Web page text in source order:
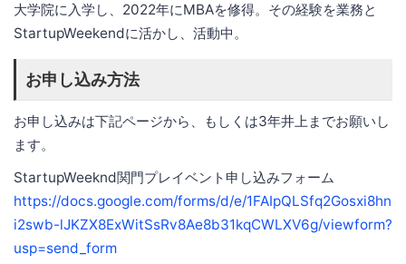
大学院に入学し、2022年にMBAを修得。その経験を業務と
StartupWeekendに活かし、活動中。
お申し込み方法
お申し込みは下記ページから、もしくは3年井上までお願いし
ます。
StartupWeeknd関門プレイベント申し込みフォーム
https://docs.google.com/forms/d/e/1FAIpQLSfq2Gosxi8hn
i2swb-lJKZX8ExWitSsRv8Ae8b31kqCWLXV6g/viewform?
usp=send_form